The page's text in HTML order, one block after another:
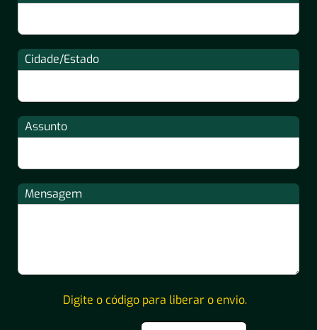
Cidade/Estado
Assunto
Mensagem
Digite o código para liberar o envio.